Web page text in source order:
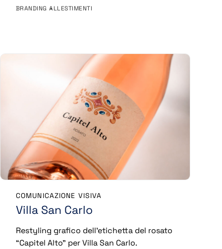
BRANDING ALLESTIMENTI
COMUNICAZIONE VISIVA
Villa San Carlo
Restyling grafico dell’etichetta del rosato
“Capitel Alto” per Villa San Carlo.